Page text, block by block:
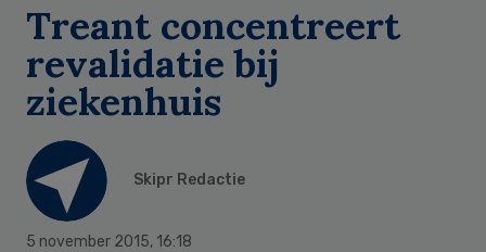
Treant concentreert
revalidatie bij
ziekenhuis
Skipr Redactie
5 november 2015, 16:18